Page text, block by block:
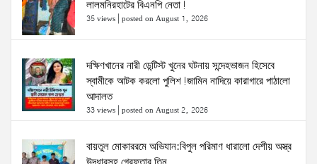
লালমনিরহাটের বিএনপি নেতা!
35 views posted on August 1, 2026
দক্ষিণখানের নারী ডেন্টিস্ট খুনের ঘটনায় সন্দেহভাজন হিসেবে
স্বামীকে আটক করলো পুলিশ!জামিন নাদিয়ে কারাগারে পাঠালো
আদালত
33 views posted on August 2, 2026
বায়তুল মোকাররমে অভিযান:বিপুল পরিমাণ ধারালো দেশীয় অস্ত্র